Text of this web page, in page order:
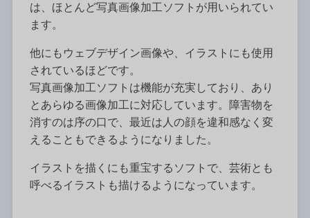
は、ほとんど写真画像加工ソフトが用いられてい
ます。
他にもウェブデザイン画像や、イラストにも使用
されているほどです。
写真画像加工ソフトは機能が充実しており、あり
とあらゆる画像加工に対応しています。障害物を
消すのは序の口で、最近は人の顔を違和感なく変
えることもできるようになりました。
イラストを描くにも重宝するソフトで、芸術とも
呼べるイラストも描けるようになっています。